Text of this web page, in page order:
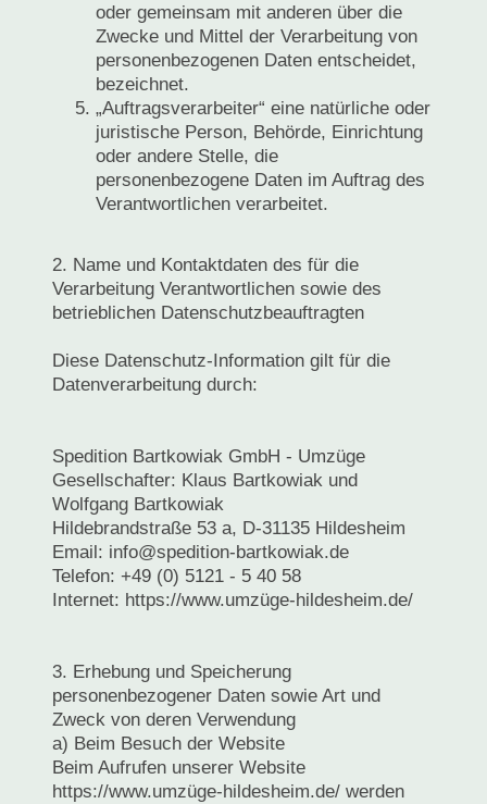
oder gemeinsam mit anderen über die
Zwecke und Mittel der Verarbeitung von
personenbezogenen Daten entscheidet,
bezeichnet.
„Auftragsverarbeiter“ eine natürliche oder
juristische Person, Behörde, Einrichtung
oder andere Stelle, die
personenbezogene Daten im Auftrag des
Verantwortlichen verarbeitet.
2. Name und Kontaktdaten des für die
Verarbeitung Verantwortlichen sowie des
betrieblichen Datenschutzbeauftragten
Diese Datenschutz-Information gilt für die
Datenverarbeitung durch:
Spedition Bartkowiak GmbH - Umzüge
Gesellschafter: Klaus Bartkowiak und
Wolfgang Bartkowiak
Hildebrandstraße 53 a, D-31135 Hildesheim
Email: info@spedition-bartkowiak.de
Telefon: +49 (0) 5121 - 5 40 58
Internet: https://www.umzüge-hildesheim.de/
3. Erhebung und Speicherung
personenbezogener Daten sowie Art und
Zweck von deren Verwendung
a) Beim Besuch der Website
Beim Aufrufen unserer Website
https://www.umzüge-hildesheim.de/ werden